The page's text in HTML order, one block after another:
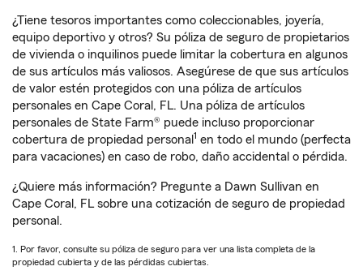
¿Tiene tesoros importantes como coleccionables, joyería,
equipo deportivo y otros? Su póliza de seguro de propietarios
de vivienda o inquilinos puede limitar la cobertura en algunos
de sus artículos más valiosos. Asegúrese de que sus artículos
de valor estén protegidos con una póliza de artículos
personales en Cape Coral, FL. Una póliza de artículos
personales de State Farm® puede incluso proporcionar
cobertura de propiedad personal 1 en todo el mundo (perfecta
para vacaciones) en caso de robo, daño accidental o pérdida.
¿Quiere más información? Pregunte a Dawn Sullivan en
Cape Coral, FL sobre una cotización de seguro de propiedad
personal.
1. Por favor, consulte su póliza de seguro para ver una lista completa de la
propiedad cubierta y de las pérdidas cubiertas.